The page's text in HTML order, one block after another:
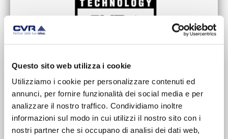
Questo sito web utilizza i cookie
Utilizziamo i cookie per personalizzare contenuti ed
annunci, per fornire funzionalità dei social media e per
analizzare il nostro traffico. Condividiamo inoltre
informazioni sul modo in cui utilizzi il nostro sito con i
nostri partner che si occupano di analisi dei dati web,